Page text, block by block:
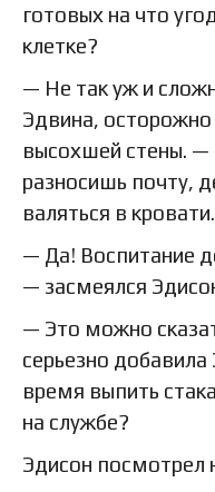
готовых на что
клетке?
— Не так уж и
Эдвина, осторожно
высохшей стены. —
разносишь почту,
валяться в кровати.
— Да! Воспитание
— засмеялся
— Это можно
серьезно
время выпить
на службе?
Эдисон посмотрел